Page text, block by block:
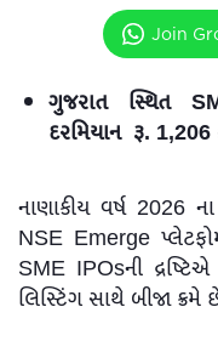
Join
ગુજરાત સ્થિત
દરમિયાન રૂ. 1,206
નાણાકીય વર્ષ 2026
NSE Emerge
SME IPOsની
લિસ્ટિંગ સાથે બીજા ક્રમે